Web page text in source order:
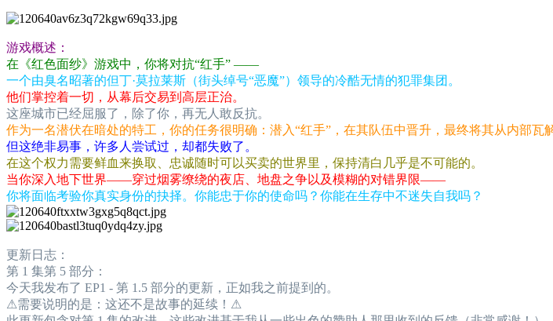
游戏概述：
在《红色面纱》游戏中，你将对抗“红手” ——
一个由臭名昭著的但丁·莫拉莱斯（街头绰号“恶魔”）领导的冷酷无情的犯罪集团。
他们掌控着一切，从幕后交易到高层正治。
这座城市已经屈服了，除了你，再无人敢反抗。
作为一名潜伏在暗处的特工，你的任务很明确：潜入“红手”，在其队伍中晋升，最终将其从内部瓦解
但这绝非易事，许多人尝试过，却都失败了。
在这个权力需要鲜血来换取、忠诚随时可以买卖的世界里，保持清白几乎是不可能的。
当你深入地下世界——穿过烟雾缭绕的夜店、地盘之争以及模糊的对错界限——
你将面临考验你真实身份的抉择。你能忠于你的使命吗？你能在生存中不迷失自我吗？
更新日志：
第 1 集第 5 部分：
今天我发布了 EP1 - 第 1.5 部分的更新，正如我之前提到的。
⚠需要说明的是：这还不是故事的延续！⚠